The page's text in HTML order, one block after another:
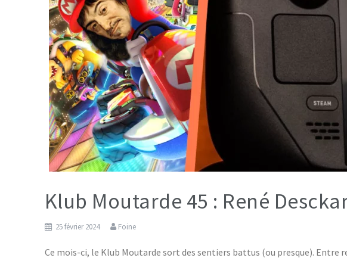
Klub Moutarde 45 : René
25 février 2024 Foine
Ce mois-ci, le Klub Moutarde sort des sentiers battus (ou presque). Entre